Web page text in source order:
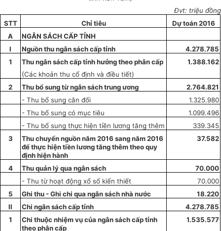
Đvt: triệu đồng
STT
Chỉ tiêu
Dự toán 2016
A
NGÂN SÁCH CẤP TỈNH
I
Nguồn thu ngân sách cấp tỉnh
4.278.785
1
Thu ngân sách cấp tỉnh hưởng theo phân cấp
(Các khoản thu cố định và điều tiết)
1.388.162
2 Thu bổ sung từ ngân sách trung ương
2.764.821
- Thu bổ sung cân đối
1.325.980
- Thu bổ sung có mục tiêu
1.099.496
- Thu bổ sung thực hiện tiền lương tăng thêm
339.345
3
Thu chuyển nguồn năm 2016 sang năm 2016
để thực hiện tiền lương tăng thêm theo quy
định hiện hành
37.582
4 Thu quản lý qua ngân sách
70.000
- Thu từ hoạt động xổ số kiến thiết
70.000
5
Ghi thu - Ghi chi qua ngân sách nhà nước
18.220
II
Chi ngân sách cấp tỉnh
4.278.785
1
Chi thuộc nhiệm vụ của ngân sách cấp tỉnh
theo phân cấp
1.535.577